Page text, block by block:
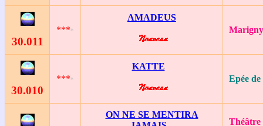
30.011
****
AMADEUS
Marigny
30.010
****
KATTE
Epée de
ON NE SE MENTIRA
Théâtre